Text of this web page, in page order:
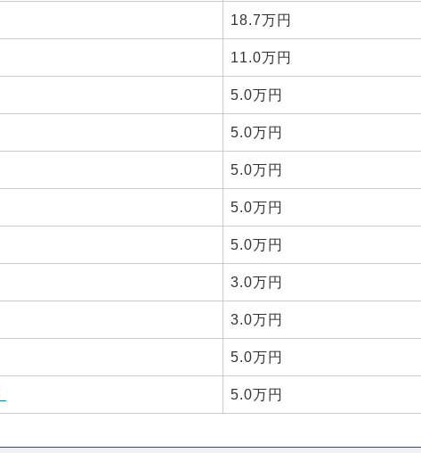
18.7万円
11.0万円
5.0万円
5.0万円
5.0万円
5.0万円
5.0万円
3.0万円
3.0万円
5.0万円
5.0万円